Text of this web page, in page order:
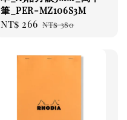
筆_PER-MZ106S3M
Sale
NT$ 266 Regular
NT$ 380